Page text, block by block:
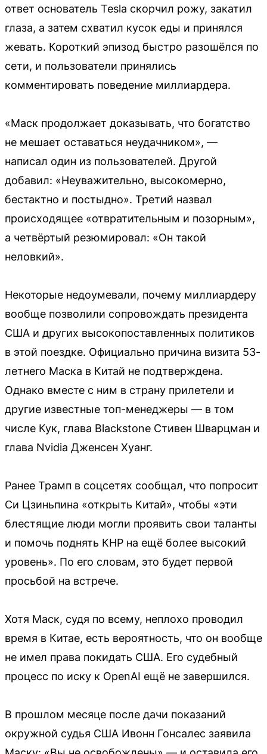
ответ основатель Tesla скорчил рожу, закатил
глаза, а затем схватил кусок еды и принялся
жевать. Короткий эпизод быстро разошёлся по
сети, и пользователи принялись
комментировать поведение миллиардера.
«Маск продолжает доказывать, что богатство
не мешает оставаться неудачником», —
написал один из пользователей. Другой
добавил: «Неуважительно, высокомерно,
бестактно и постыдно». Третий назвал
происходящее «отвратительным и позорным»,
а четвёртый резюмировал: «Он такой
неловкий».
Некоторые недоумевали, почему миллиардеру
вообще позволили сопровождать президента
США и других высокопоставленных политиков
в этой поездке. Официально причина визита 53-
летнего Маска в Китай не подтверждена.
Однако вместе с ним в страну прилетели и
другие известные топ-менеджеры — в том
числе Кук, глава Blackstone Стивен Шварцман и
глава Nvidia Дженсен Хуанг.
Ранее Трамп в соцсетях сообщал, что попросит
Си Цзиньпина «открыть Китай», чтобы «эти
блестящие люди могли проявить свои таланты
и помочь поднять КНР на ещё более высокий
уровень». По его словам, это будет первой
просьбой на встрече.
Хотя Маск, судя по всему, неплохо проводил
время в Китае, есть вероятность, что он вообще
не имел права покидать США. Его судебный
процесс по иску к OpenAI ещё не завершился.
В прошлом месяце после дачи показаний
окружной судья США Ивонн Гонсалес заявила